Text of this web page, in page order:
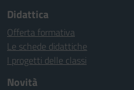
Didattica
Offerta formativa
Le schede didattiche
I progetti delle classi
Novità